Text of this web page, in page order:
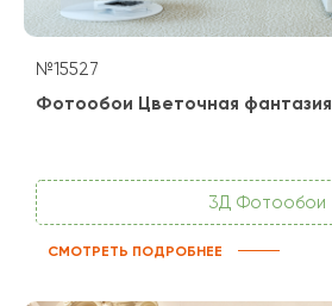
№15527
Фотообои Цветочная фантазия
3Д Фотообои
СМОТРЕТЬ ПОДРОБНЕЕ